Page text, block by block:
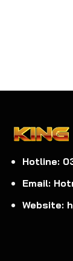
Hotline:
Email:
Website: